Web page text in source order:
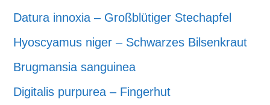
Datura innoxia – Großblütiger Stechapfel
Hyoscyamus niger – Schwarzes Bilsenkraut
Brugmansia sanguinea
Digitalis purpurea – Fingerhut